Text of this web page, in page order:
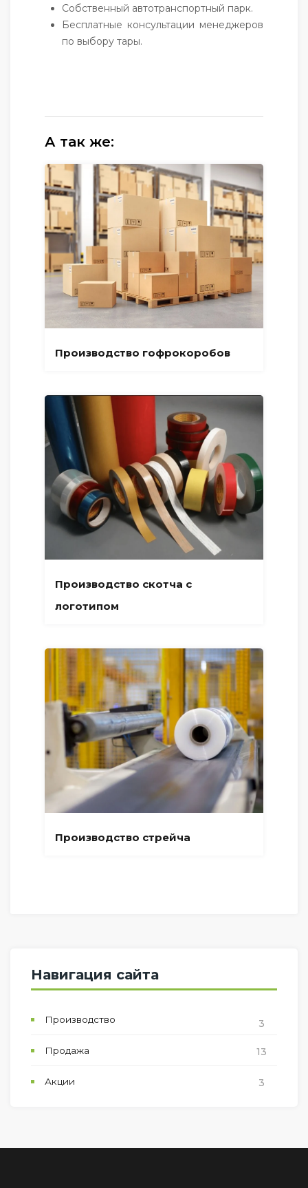
Собственный автотранспортный парк.
Бесплатные консультации менеджеров
по выбору тары.
А так же:
Производство гофрокоробов
Производство скотча с
логотипом
Производство стрейча
Навигация сайта
Производство 3
Продажа 13
Акции 3